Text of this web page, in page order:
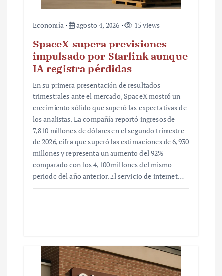
Economía agosto 4, 2026 15 views
SpaceX supera previsiones
impulsado por Starlink aunque
IA registra pérdidas
En su primera presentación de resultados
trimestrales ante el mercado, SpaceX mostró un
crecimiento sólido que superó las expectativas de
los analistas. La compañía reportó ingresos de
7,810 millones de dólares en el segundo trimestre
de 2026, cifra que superó las estimaciones de 6,930
millones y representa un aumento del 92%
comparado con los 4,100 millones del mismo
periodo del año anterior. El servicio de internet…